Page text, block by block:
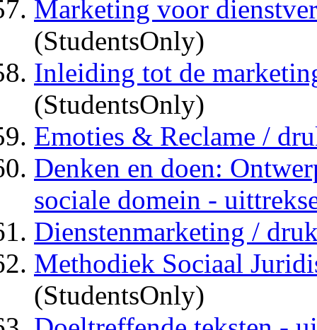
Marketing voor
(StudentsOnly)
Inleiding tot de
(StudentsOnly)
Emoties & Reclame /
Denken en doen:
sociale domein -
Dienstenmarketing /
Methodiek Sociaal
(StudentsOnly)